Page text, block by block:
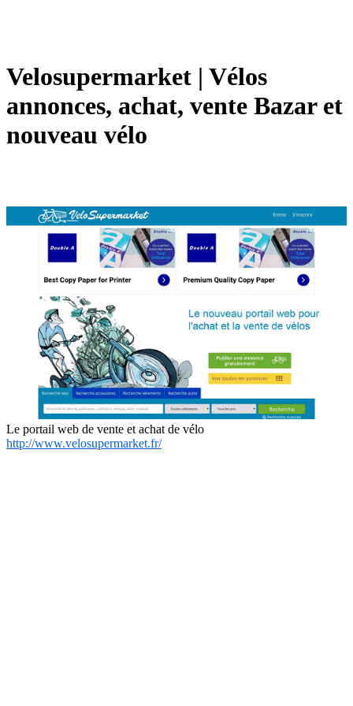
Velosu­per­mar­ket | Vélos
annonces, achat, vente Bazar et
nouveau vélo
Le portail web de vente et achat de vélo
http://www.velosupermarket.fr/